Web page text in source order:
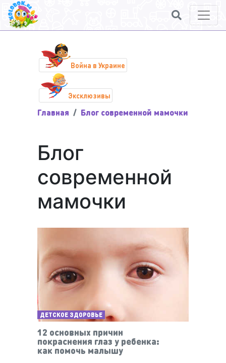
Война в Украине
Эксклюзивы
Главная Блог современной мамочки
Блог
современной
мамочки
ДЕТСКОЕ ЗДОРОВЬЕ
12 основных причин
покраснения глаз у ребенка:
как помочь малышу